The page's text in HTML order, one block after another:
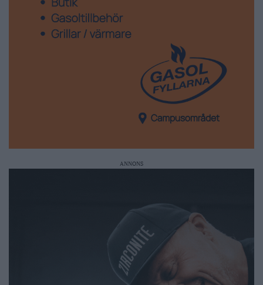
ANNONS